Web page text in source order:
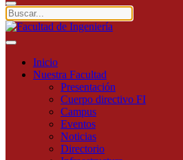
Inicio
Nuestra Facultad
Presentación
Cuerpo directivo FI
Campus
Eventos
Noticias
Directorio